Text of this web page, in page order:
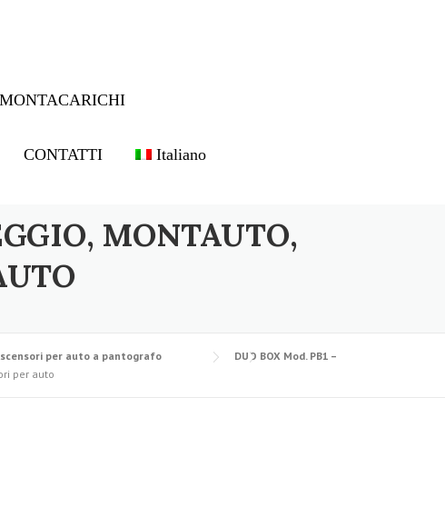
MONTACARICHI
CONTATTI Italiano
MONTAUTO,
per auto a pantografo
DUO BOX Mod. PB1 –
per auto